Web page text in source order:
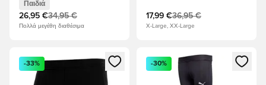
Παιδιά
26,95 €34,95 €
Πολλά μεγέθη διαθέσιμα
17,99 €36,95 €
X-Large, XX-Large
Ανοίγει ένα Modal για να συνδεθείτε ή να εγγραφείτε ως
-33%
Ανοίγει ένα Modal για να
-30%